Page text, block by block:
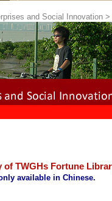
and Social Innovation >
of TWGHs Fortune
available in Chinese.